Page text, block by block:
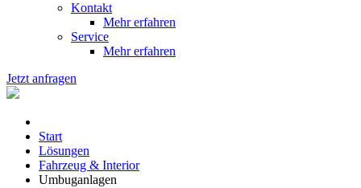
Kontakt
Mehr erfahren
Service
Mehr erfahren
Jetzt anfragen
Start
Lösungen
Fahrzeug & Interior
Umbuganlagen